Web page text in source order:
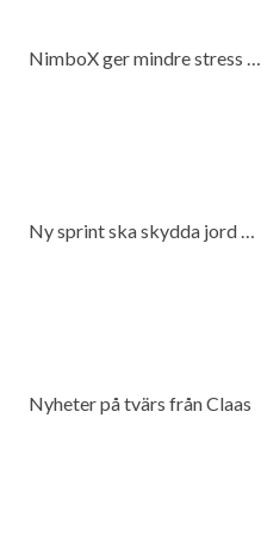
NimboX ger mindre stress och mer frihet
Ny sprint ska skydda jord och spara bränsle
Nyheter på tvärs från Claas